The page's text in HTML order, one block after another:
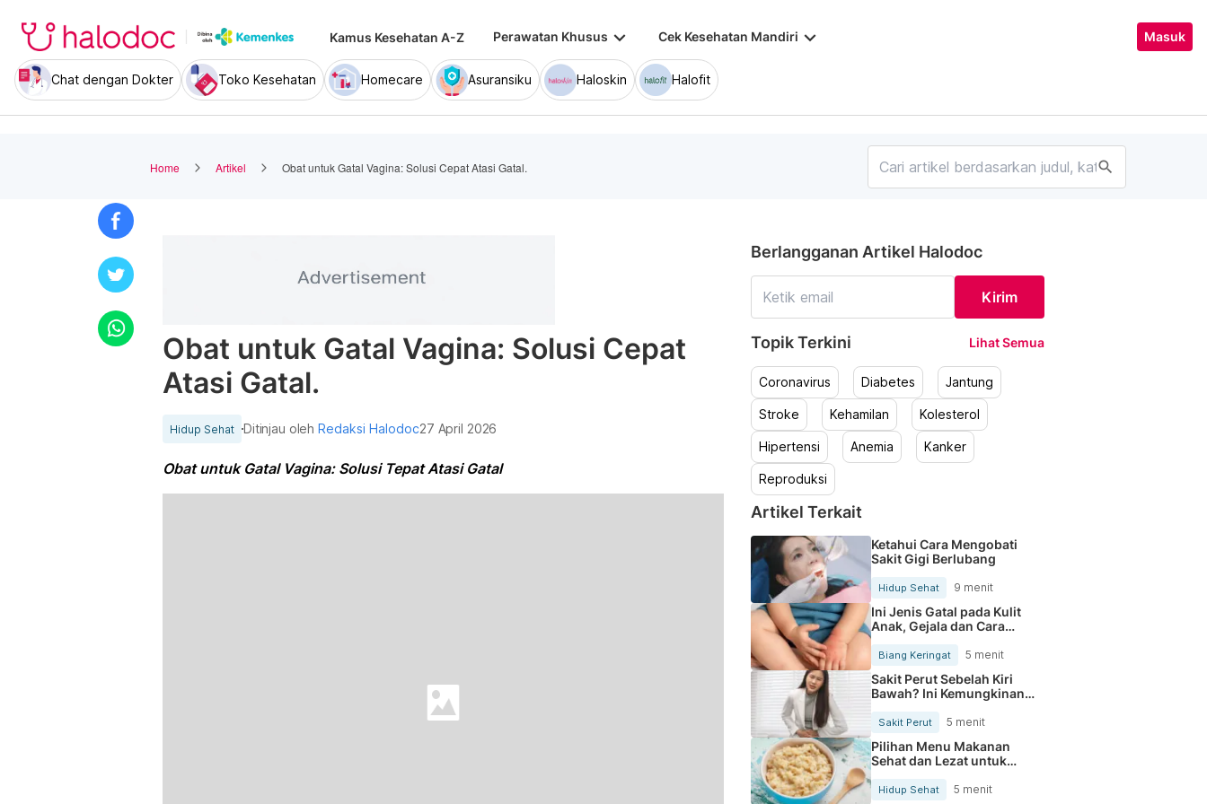
Kamus Kesehatan A-Z Perawatan Khusus keyboard_arrow_down Cek Kesehatan Mandiri keyboard_arrow_down Masuk
Chat dengan Dokter Toko Kesehatan Homecare Asuransiku Haloskin Halofit
Home Artikel Obat untuk Gatal Vagina: Solusi Cepat Atasi Gatal. search
Obat untuk Gatal Vagina: Solusi Cepat
Atasi Gatal.
Hidup Sehat Ditinjau olehRedaksi Halodoc27 April 2026
Obat untuk Gatal Vagina: Solusi Tepat Atasi Gatal
Berlangganan Artikel Halodoc
Kirim
Topik Terkini Lihat Semua
Coronavirus Diabetes Jantung
Stroke Kehamilan Kolesterol
Hipertensi Anemia Kanker
Reproduksi
Artikel Terkait
Ketahui Cara Mengobati
Sakit Gigi Berlubang
Hidup Sehat 9 menit
Ini Jenis Gatal pada Kulit
Anak, Gejala dan Cara
Mengobatinya
Biang Keringat 5 menit
Sakit Perut Sebelah Kiri
Bawah? Ini Kemungkinan
Sakit Perut 5 menit
Pilihan Menu Makanan
Sehat dan Lezat untuk
Mengurangi Kolesterol
Hidup Sehat 5 menit